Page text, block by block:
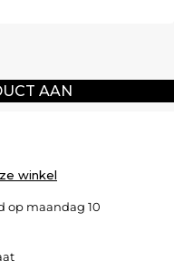
AAN
winkel
op maandag 10